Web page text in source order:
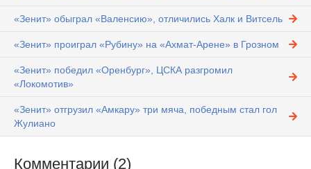
«Зенит» обыграл «Валенсию», отличились Халк и Витсель
«Зенит» проиграл «Рубину» на «Ахмат-Арене» в Грозном
«Зенит» победил «Оренбург», ЦСКА разгромил
«Локомотив»
«Зенит» отгрузил «Амкару» три мяча, победным стал гол
Жулиано
Комментарии (2)